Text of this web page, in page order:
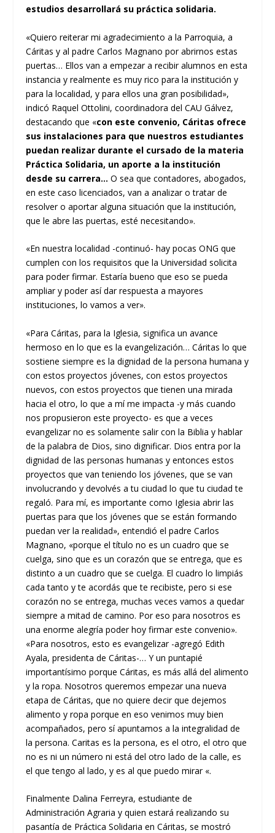
estudios desarrollará su práctica solidaria.
«Quiero reiterar mi agradecimiento a la Parroquia, a
Cáritas y al padre Carlos Magnano por abrirnos estas
puertas… Ellos van a empezar a recibir alumnos en esta
instancia y realmente es muy rico para la institución y
para la localidad, y para ellos una gran posibilidad»,
indicó Raquel Ottolini, coordinadora del CAU Gálvez,
destacando que «con este convenio, Cáritas ofrece
sus instalaciones para que nuestros estudiantes
puedan realizar durante el cursado de la materia
Práctica Solidaria, un aporte a la institución
desde su carrera… O sea que contadores, abogados,
en este caso licenciados, van a analizar o tratar de
resolver o aportar alguna situación que la institución,
que le abre las puertas, esté necesitando».
«En nuestra localidad -continuó- hay pocas ONG que
cumplen con los requisitos que la Universidad solicita
para poder firmar. Estaría bueno que eso se pueda
ampliar y poder así dar respuesta a mayores
instituciones, lo vamos a ver».
«Para Cáritas, para la Iglesia, significa un avance
hermoso en lo que es la evangelización… Cáritas lo que
sostiene siempre es la dignidad de la persona humana y
con estos proyectos jóvenes, con estos proyectos
nuevos, con estos proyectos que tienen una mirada
hacia el otro, lo que a mí me impacta -y más cuando
nos propusieron este proyecto- es que a veces
evangelizar no es solamente salir con la Biblia y hablar
de la palabra de Dios, sino dignificar. Dios entra por la
dignidad de las personas humanas y entonces estos
proyectos que van teniendo los jóvenes, que se van
involucrando y devolvés a tu ciudad lo que tu ciudad te
regaló. Para mí, es importante como Iglesia abrir las
puertas para que los jóvenes que se están formando
puedan ver la realidad», entendió el padre Carlos
Magnano, «porque el título no es un cuadro que se
cuelga, sino que es un corazón que se entrega, que es
distinto a un cuadro que se cuelga. El cuadro lo limpiás
cada tanto y te acordás que te recibiste, pero si ese
corazón no se entrega, muchas veces vamos a quedar
siempre a mitad de camino. Por eso para nosotros es
una enorme alegría poder hoy firmar este convenio».
«Para nosotros, esto es evangelizar -agregó Edith
Ayala, presidenta de Cáritas-… Y un puntapié
importantísimo porque Cáritas, es más allá del alimento
y la ropa. Nosotros queremos empezar una nueva
etapa de Cáritas, que no quiere decir que dejemos
alimento y ropa porque en eso venimos muy bien
acompañados, pero sí apuntamos a la integralidad de
la persona. Caritas es la persona, es el otro, el otro que
no es ni un número ni está del otro lado de la calle, es
el que tengo al lado, y es al que puedo mirar «.
Finalmente Dalina Ferreyra, estudiante de
Administración Agraria y quien estará realizando su
pasantía de Práctica Solidaria en Cáritas, se mostró